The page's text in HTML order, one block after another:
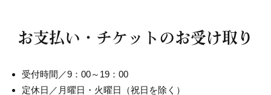
お支払い・チケットのお受け取り
受付時間／9：00～19：00
定休日／月曜日・火曜日（祝日を除く）